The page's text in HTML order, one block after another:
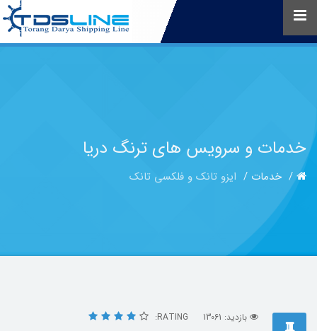
خدمات و سرویس های ترنگ دریا
خدمات ایزو تانک و فلکسی تانک
بازدید: 13061 RATING: